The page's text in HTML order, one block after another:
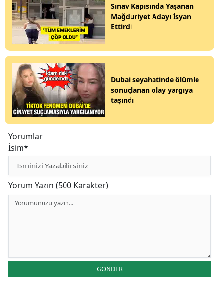
Sınav Kapısında Yaşanan
Mağduriyet Adayı İsyan
Ettirdi
Dubai seyahatinde ölümle
sonuçlanan olay yargıya
taşındı
Yorumlar
İsim*
Yorum Yazın (500 Karakter)
GÖNDER